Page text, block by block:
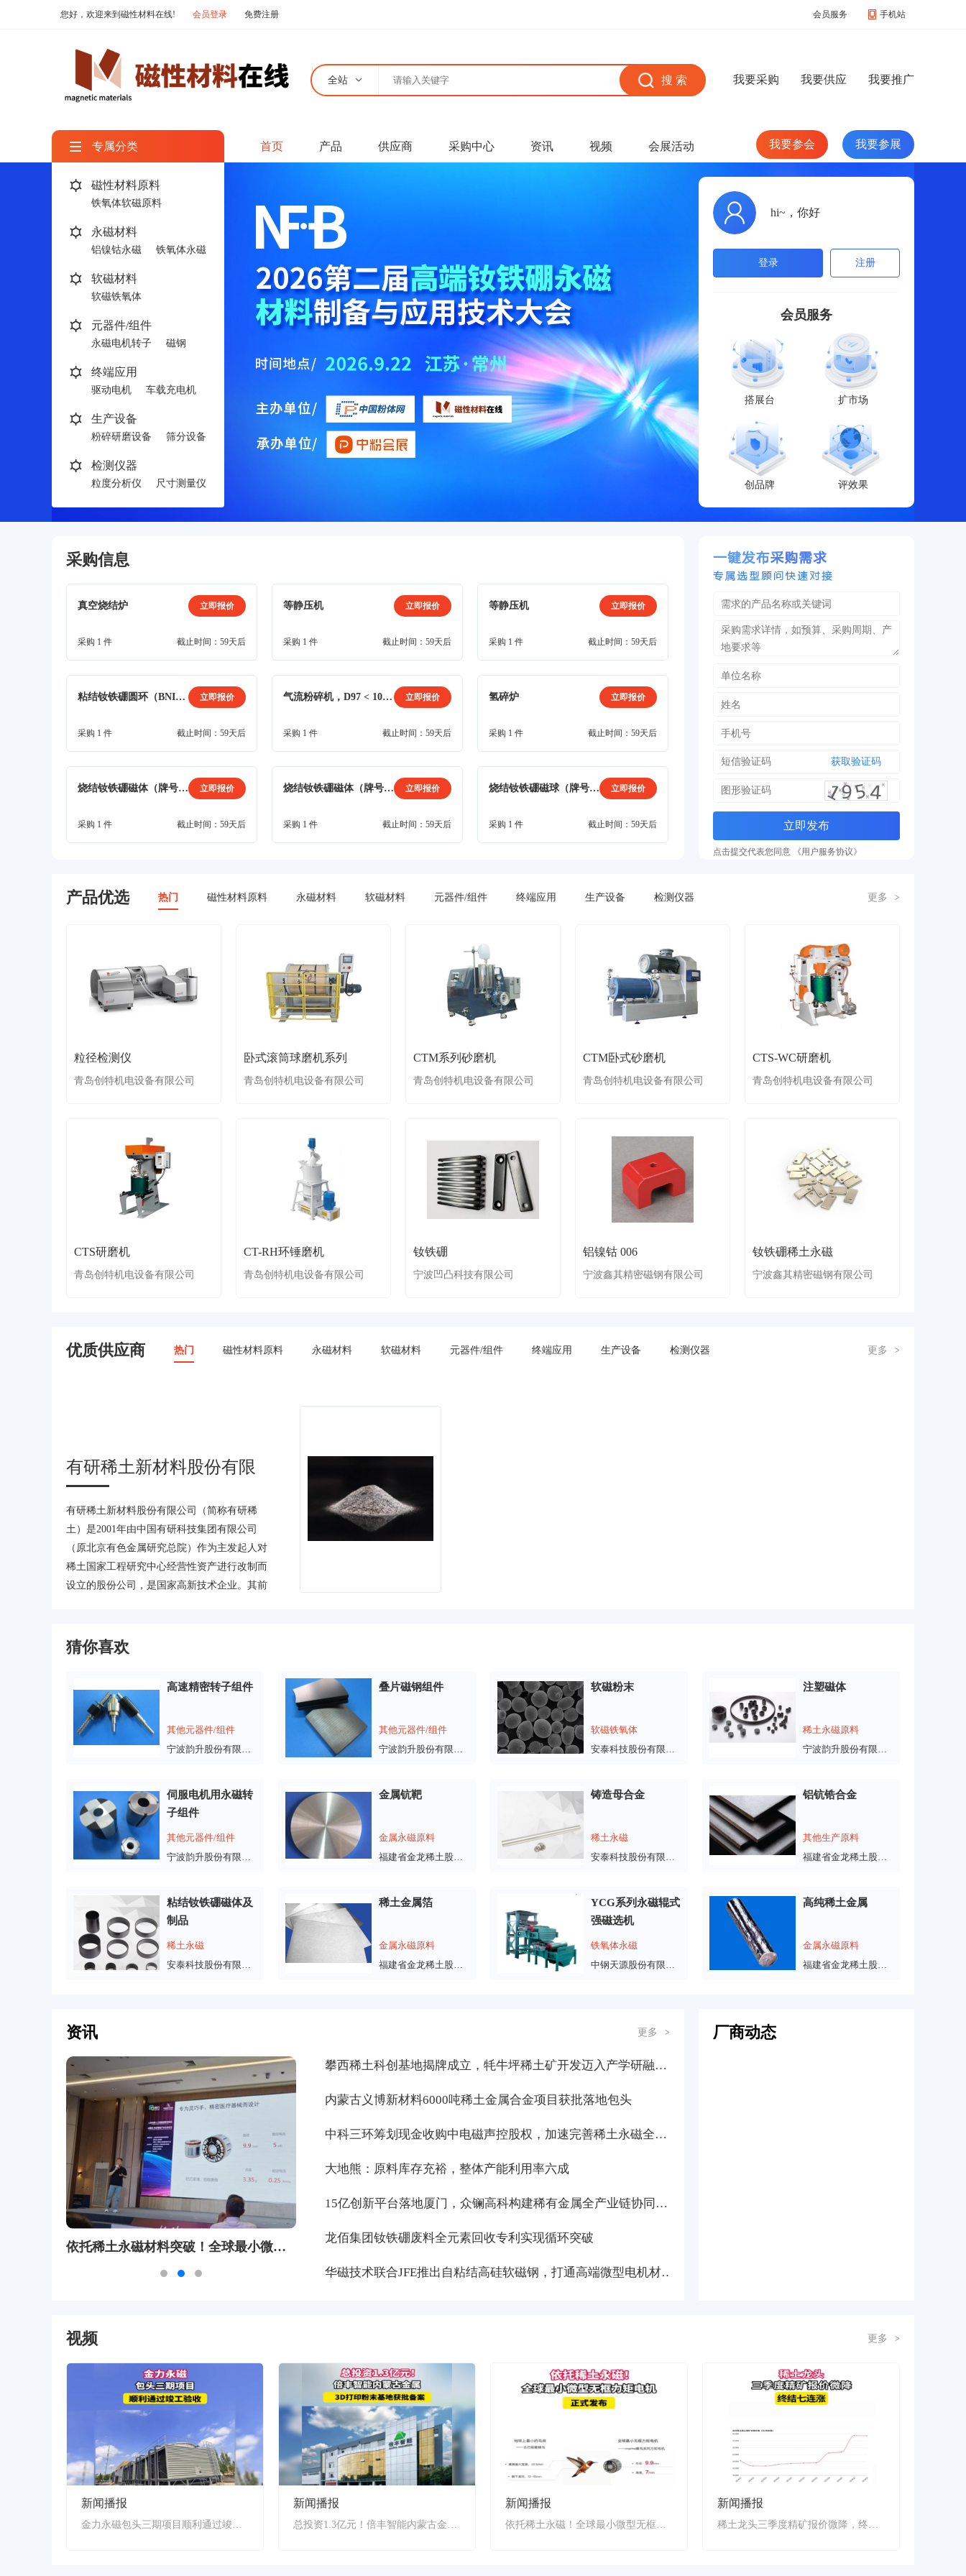
您好，欢迎来到磁性材料在线! 会员登录 免费注册 会员服务 手机站
全站 我要采购 我要供应 我要推广
专属分类
磁性材料原料
铁氧体软磁原料
永磁材料
铝镍钴永磁 铁氧体永磁
软磁材料
软磁铁氧体
元器件/组件
永磁电机转子 磁钢
终端应用
驱动电机 车载充电机
生产设备
粉碎研磨设备 筛分设备
检测仪器
粒度分析仪 尺寸测量仪
首页 产品 供应商 采购中心 资讯 视频 会展活动 我要参会 我要参展
hi~，你好
登录 注册
会员服务
搭展台 扩市场
创品牌 评效果
采购信息
真空烧结炉 立即报价
采购 1 件 截止时间：59天后
等静压机 立即报价
采购 1 件 截止时间：59天后
等静压机 立即报价
采购 1 件 截止时间：59天后
粘结钕铁硼圆环（BNI-5），电泳涂层 立即报价
采购 1 件 截止时间：59天后
气流粉碎机，D97 < 10μm 立即报价
采购 1 件 截止时间：59天后
氢碎炉 立即报价
采购 1 件 截止时间：59天后
烧结钕铁硼磁体（牌号：N38SH），方形（15mm*9mm*22mm） 立即报价
采购 1 件 截止时间：59天后
烧结钕铁硼磁体（牌号：N38SH） 立即报价
采购 1 件 截止时间：59天后
烧结钕铁硼磁球（牌号：N40SH），镀镍 立即报价
采购 1 件 截止时间：59天后
获取验证码
立即发布
点击提交代表您同意 《用户服务协议》
产品优选 热门 磁性材料原料 永磁材料 软磁材料 元器件/组件 终端应用 生产设备 检测仪器 更多 >
粒径检测仪
青岛创特机电设备有限公司
卧式滚筒球磨机系列
青岛创特机电设备有限公司
CTM系列砂磨机
青岛创特机电设备有限公司
CTM卧式砂磨机
青岛创特机电设备有限公司
CTS-WC研磨机
青岛创特机电设备有限公司
CTS研磨机
青岛创特机电设备有限公司
CT-RH环锤磨机
青岛创特机电设备有限公司
钕铁硼
宁波凹凸科技有限公司
铝镍钴 006
宁波鑫其精密磁钢有限公司
钕铁硼稀土永磁
宁波鑫其精密磁钢有限公司
优质供应商 热门 磁性材料原料 永磁材料 软磁材料 元器件/组件 终端应用 生产设备 检测仪器 更多 >
有研稀土新材料股份有限
公司
有研稀土新材料股份有限公司（简称有研稀
土）是2001年由中国有研科技集团有限公司
（原北京有色金属研究总院）作为主发起人对
稀土国家工程研究中心经营性资产进行改制而
设立的股份公司，是国家高新技术企业。其前
猜你喜欢
高速精密转子组件
其他元器件/组件
宁波韵升股份有限公司
叠片磁钢组件
其他元器件/组件
宁波韵升股份有限公司
软磁粉末
软磁铁氧体
安泰科技股份有限公司
注塑磁体
稀土永磁原料
宁波韵升股份有限公司
伺服电机用永磁转
子组件
其他元器件/组件
宁波韵升股份有限公司
金属钪靶
金属永磁原料
福建省金龙稀土股份有限公司
铸造母合金
稀土永磁
安泰科技股份有限公司
铝钪锆合金
其他生产原料
福建省金龙稀土股份有限公司
粘结钕铁硼磁体及
制品
稀土永磁
安泰科技股份有限公司
稀土金属箔
金属永磁原料
福建省金龙稀土股份有限公司
YCG系列永磁辊式
强磁选机
铁氧体永磁
中钢天源股份有限公司
高纯稀土金属
金属永磁原料
福建省金龙稀土股份有限公司
资讯 更多 >
依托稀土永磁材料突破！全球最小微型无框力矩电机亮相 破解干压成型行业痛点！安特磁材推出易成型稀土铁氧体磁粉制备新工艺 无重稀土永磁材料，走到哪一步了
攀西稀土科创基地揭牌成立，牦牛坪稀土矿开发迈入产学研融合新阶段
内蒙古义博新材料6000吨稀土金属合金项目获批落地包头
中科三环筹划现金收购中电磁声控股权，加速完善稀土永磁全产业链布局
大地熊：原料库存充裕，整体产能利用率六成
15亿创新平台落地厦门，众镧高科构建稀有金属全产业链协同生态
龙佰集团钕铁硼废料全元素回收专利实现循环突破
华磁技术联合JFE推出自粘结高硅软磁钢，打通高端微型电机材料成型全链条
厂商动态
视频 更多 >
新闻播报
金力永磁包头三期项目顺利通过竣工验收
新闻播报
总投资1.3亿元！倍丰智能内蒙古金属3D打印粉末基地获批备案
新闻播报
依托稀土永磁！全球最小微型无框力矩电机正式发布
新闻播报
稀土龙头三季度精矿报价微降，终结七连涨